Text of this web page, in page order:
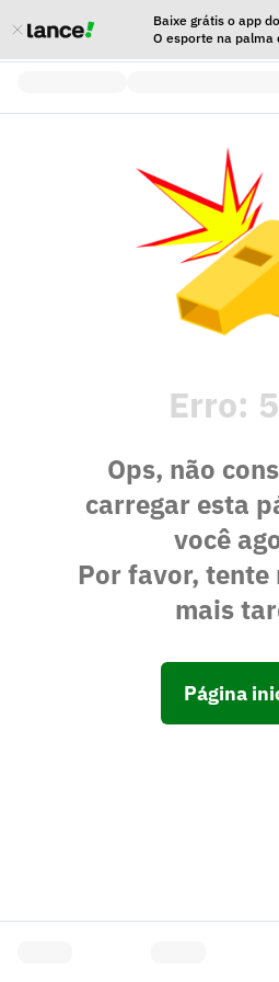
Baixe grátis o app
O esporte na palma
Erro:
Ops, não
carregar esta
você
Por favor, tente
mais
Página